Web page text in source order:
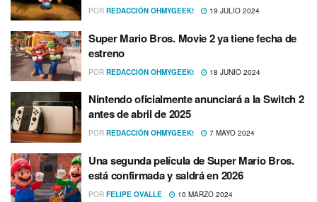
POR REDACCIÓN OHMYGEEK! 19 JULIO 2024
Super Mario Bros. Movie 2 ya tiene fecha de
estreno
POR REDACCIÓN OHMYGEEK! 18 JUNIO 2024
Nintendo oficialmente anunciará a la Switch 2
antes de abril de 2025
POR REDACCIÓN OHMYGEEK! 7 MAYO 2024
Una segunda película de Super Mario Bros.
está confirmada y saldrá en 2026
POR FELIPE OVALLE 10 MARZO 2024